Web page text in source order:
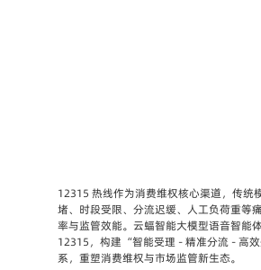
12315 热线作为消费维权核心渠道，传统
堵、时段受限、分流迟缓、人工负荷重等
率与监管效能。云蝠智能大模型语音智能
12315，构建 “智能受理 - 精准分流 - 高
系，重塑消费维权与市场监管新生态。